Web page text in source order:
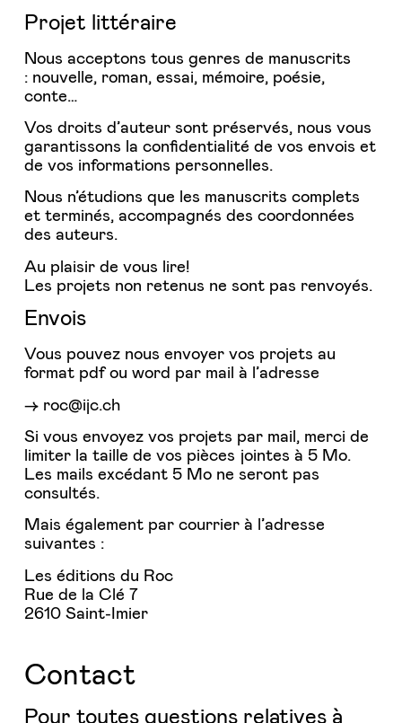
Projet littéraire
Nous acceptons tous genres de manuscrits
: nouvelle, roman, essai, mémoire, poésie,
conte…
Vos droits d’auteur sont préservés, nous vous
garantissons la confidentialité de vos envois et
de vos informations personnelles.
Nous n’étudions que les manuscrits complets
et terminés, accompagnés des coordonnées
des auteurs.
Au plaisir de vous lire!
Les projets non retenus ne sont pas renvoyés.
Envois
Vous pouvez nous envoyer vos projets au
format pdf ou word par mail à l’adresse
roc@ijc.ch
Si vous envoyez vos projets par mail, merci de
limiter la taille de vos pièces jointes à 5 Mo.
Les mails excédant 5 Mo ne seront pas
consultés.
Mais également par courrier à l’adresse
suivantes :
Les éditions du Roc
Rue de la Clé 7
2610 Saint-Imier
Contact
Pour toutes questions relatives à